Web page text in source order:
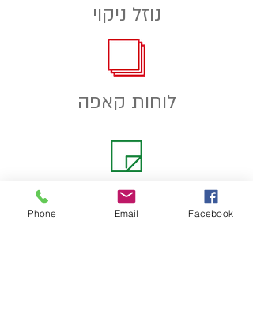
למינציות
לוחות קאפה
נוזל ניקוי
Phone Email Facebook